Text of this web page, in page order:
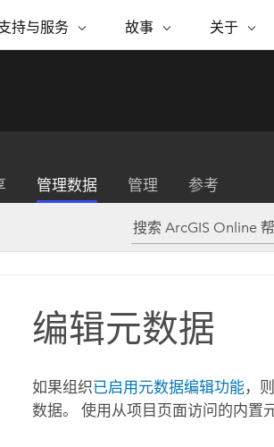
功能
将位置引入分析
集成、编辑和共享空间数据
州和地方政府
交通运输
专题倡议
基础设施管理
者了解基础设施工程与周
探索基础设施管理
持与服务
持与服务 自助服务
文档
My Esri
故事
ESRI 故事
现实世界的全球 GIS 创新
客
所有故事
关于
关于 ESRI
合作伙伴
招贤纳士
管理数据 管理 参考
编辑元数据
如果组织已启用元数据编辑功能，
数据。 使用从项目页面访问的内置